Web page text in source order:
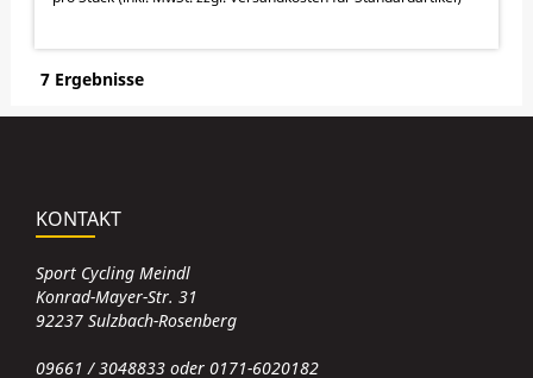
7 Ergebnisse
KONTAKT
Sport Cycling Meindl
Konrad-Mayer-Str. 31
92237 Sulzbach-Rosenberg
09661 / 3048833 oder 0171-6020182